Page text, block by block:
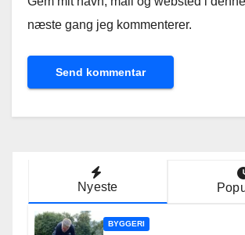
næste gang jeg kommenterer.
Nyeste
BYGGERI